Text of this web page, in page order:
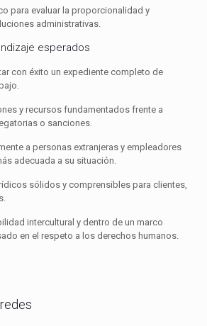
para evaluar la proporcionalidad y
administrativas.
esperados
con éxito un expediente completo de
y recursos fundamentados frente a
o sanciones.
a personas extranjeras y empleadores
adecuada a su situación.
sólidos y comprensibles para clientes,
intercultural y dentro de un marco
en el respeto a los derechos humanos.